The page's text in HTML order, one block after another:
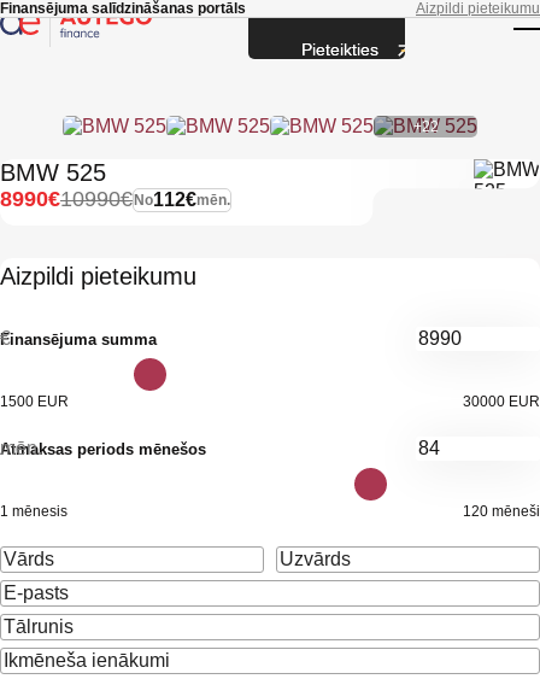
Skip to main content
Finansējuma salīdzināšanas portāls Aizpildi pieteikumu
+22
BMW 525
No112€mēn.
10990€
8990€
Aizpildi pieteikumu
Finansējuma summa
€
1500 EUR 30000 EUR
Atmaksas periods mēnešos
mēn.
1 mēnesis 120 mēneši